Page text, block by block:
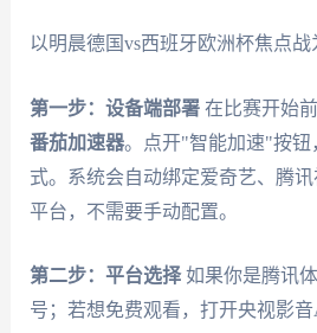
以明晨德国vs西班牙欧洲杯焦点战
第一步：设备端部署在比赛开始
番茄加速器。点开"智能加速"按
式。系统会自动绑定爱奇艺、腾
平台，不需要手动配置。
第二步：平台选择如果你是腾讯
号；若想免费观看，打开央视影